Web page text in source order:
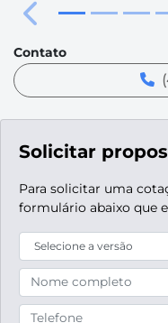
Solicitar
Para solicitar uma
formulário abaixo que
Anterior
Contato